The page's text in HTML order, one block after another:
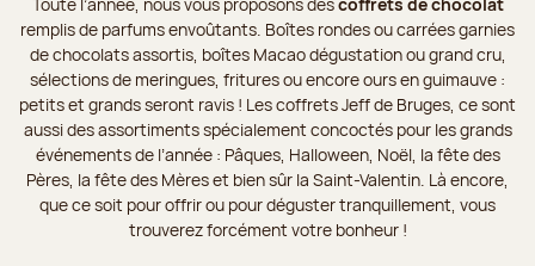
remplis de parfums envoûtants. Boîtes rondes ou carrées garnies
de chocolats assortis, boîtes Macao dégustation ou grand cru,
sélections de meringues, fritures ou encore ours en guimauve :
petits et grands seront ravis ! Les coffrets Jeff de Bruges, ce sont
aussi des assortiments spécialement concoctés pour les grands
événements de l’année : Pâques, Halloween, Noël, la fête des
Pères, la fête des Mères et bien sûr la Saint-Valentin. Là encore,
que ce soit pour offrir ou pour déguster tranquillement, vous
trouverez forcément votre bonheur !